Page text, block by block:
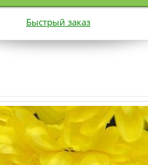
Быстрый заказ